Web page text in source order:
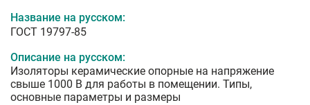
Название на русском:
ГОСТ 19797-85
Описание на русском:
Изоляторы керамические опорные на напряжение
свыше 1000 В для работы в помещении. Типы,
основные параметры и размеры